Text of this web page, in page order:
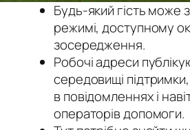
Будь-який гість може
режимі, доступному
зосередження.
Робочі адреси
середовищі
в повідомленнях і
операторів допомоги.